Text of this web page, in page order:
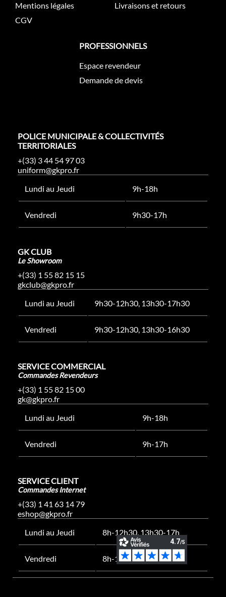
Mentions légales
CGV
Livraisons et retours
PROFESSIONNELS
Espace revendeur
Demande de devis
POLICE MUNICIPALE & COLLECTIVITÉS
TERRITORIALES
+(33) 3 44 54 97 03
uniform@gkpro.fr
Lundi au Jeudi
9h-18h
Vendredi 9h30-17h
GK CLUB
Le Showroom
+(33) 1 55 82 15 15
gkclub@gkpro.fr
Lundi au Jeudi
9h30-12h30, 13h30-17h30
Vendredi 9h30-12h30, 13h30-16h30
SERVICE COMMERCIAL
Commandes Revendeurs
+(33) 1 55 82 15 00
gk@gkpro.fr
Lundi au Jeudi
9h-18h
Vendredi 9h-17h
SERVICE CLIENT
Commandes Internet
+(33) 1 41 63 14 79
eshop@gkpro.fr
Lundi au Jeudi
8h-12h30, 13h30-17h
Vendredi 8h-12h30, 13h30-16h